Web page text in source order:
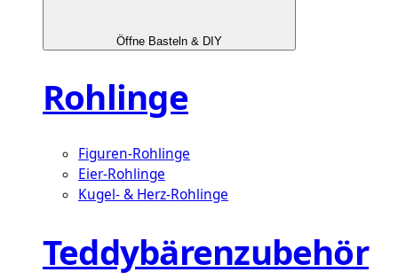
Öffne Basteln & DIY
Rohlinge
Figuren-Rohlinge
Eier-Rohlinge
Kugel- & Herz-Rohlinge
Teddybärenzubehör